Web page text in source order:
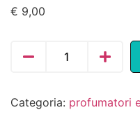
€ 9,00
Categoria: profumatori